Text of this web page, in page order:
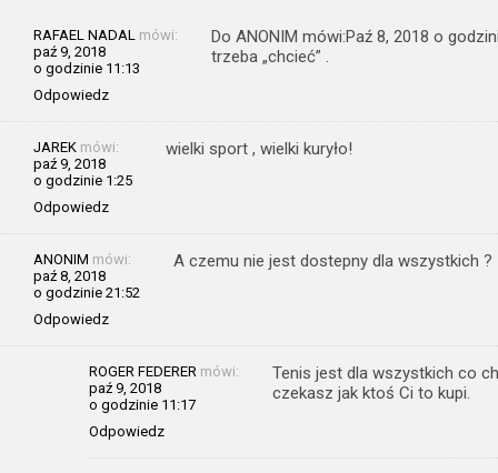
RAFAEL NADAL mówi:
paź 9, 2018
o godzinie 11:13
Odpowiedz
Do ANONIM mówi:Paź 8, 2018 o
trzeba „chcieć” .
JAREK mówi:
paź 9, 2018
o godzinie 1:25
Odpowiedz
wielki sport , wielki kuryło!
ANONIM mówi:
paź 8, 2018
o godzinie 21:52
Odpowiedz
A czemu nie jest dostepny dla wszystkich ?
ROGER FEDERER mówi:
paź 9, 2018
o godzinie 11:17
Odpowiedz
Tenis jest dla wszystkich co
czekasz jak ktoś Ci to kupi.